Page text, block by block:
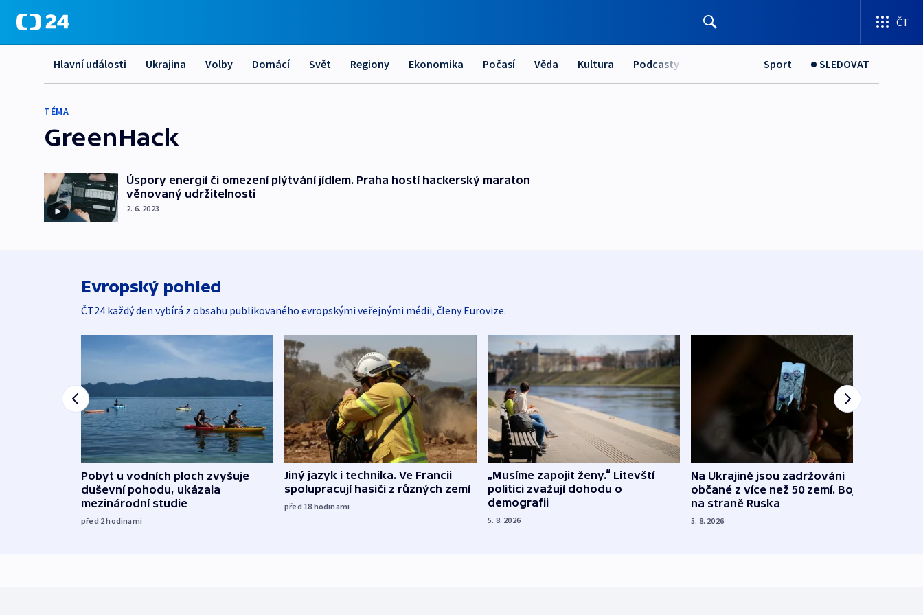
ČT
Hlavní události Ukrajina Volby Domácí Svět Regiony Ekonomika Počasí Věda Kultura Podcasty Sport SLEDOVAT
TÉMA
GreenHack
Úspory energií či omezení plýtvání jídlem. Praha hostí hackerský maraton
věnovaný udržitelnosti
2. 6. 2023 |
Evropský pohled
ČT24 každý den vybírá z obsahu publikovaného evropskými veřejnými médii, členy Eurovize.
Pobyt u vodních ploch zvyšuje
duševní pohodu, ukázala
mezinárodní studie
před 2hodinami
Jiný jazyk i technika. Ve Francii
spolupracují hasiči z různých zemí
před 18 hodinami
„Musíme zapojit ženy.“ Litevští
politici zvažují dohodu o
demografii
5. 8. 2026
Na Ukrajině jsou zadržováni
občané z více než 50 zemí. Bojovali
na straně Ruska
5. 8. 2026